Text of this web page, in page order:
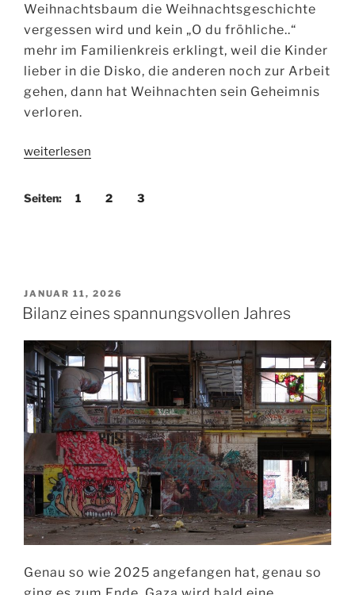
Weihnachtsbaum die Weihnachtsgeschichte
vergessen wird und kein „O du fröhliche..“
mehr im Familienkreis erklingt, weil die Kinder
lieber in die Disko, die anderen noch zur Arbeit
gehen, dann hat Weihnachten sein Geheimnis
verloren.
„Aphorismen
weiterlesen
Seiten: 1 2 3
VERÖFFENTLICHT
AM
JANUAR 11, 2026
Bilanz eines spannungsvollen Jahres
Genau so wie 2025 angefangen hat, genau so